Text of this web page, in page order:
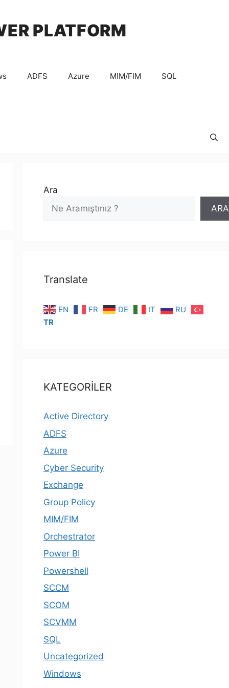
PLATFORM
ADFS Azure MIM/FIM SQL
Ara
ARA
Translate
EN FR DE IT
RU
TR
KATEGORİLER
Active Directory
ADFS
Azure
Cyber Security
Exchange
Group Policy
MIM/FIM
Orchestrator
Power BI
Powershell
SCCM
SCOM
SCVMM
SQL
Uncategorized
Windows